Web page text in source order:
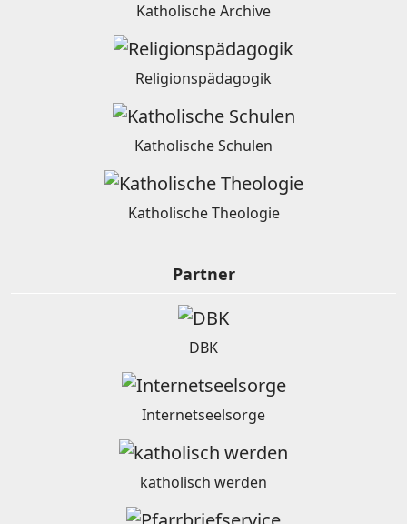
Katholische Archive
Religionspädagogik
Katholische Schulen
Katholische Theologie
Partner
DBK
Internetseelsorge
katholisch werden